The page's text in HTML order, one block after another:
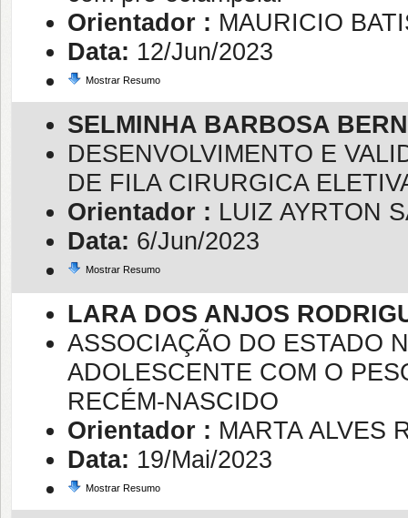
Orientador : MAURICIO
Data: 12/Jun/2023
Mostrar Resumo
SELMINHA BARBOSA
DESENVOLVIMENTO E
DE FILA CIRURGICA
Orientador : LUIZ AYRTON
Data: 6/Jun/2023
Mostrar Resumo
LARA DOS ANJOS
ASSOCIAÇÃO DO ESTADO
ADOLESCENTE COM O
RECÉM-NASCIDO
Orientador : MARTA ALVES
Data: 19/Mai/2023
Mostrar Resumo